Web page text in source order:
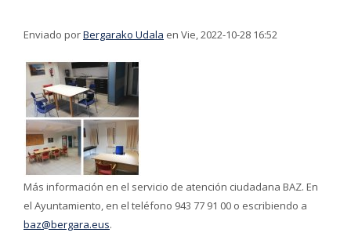
Enviado porBergarako Udala en Vie, 2022-10-28 16:52
Más información en el servicio de atención ciudadana BAZ. En
el Ayuntamiento, en el teléfono 943 77 91 00 o escribiendo a
baz@bergara.eus.